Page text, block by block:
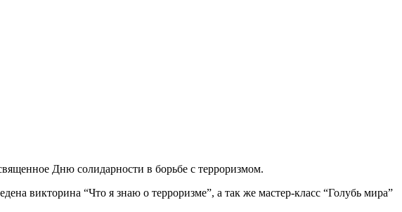
Дню солидарности в борьбе с терроризмом.
викторина “Что я знаю о терроризме”, а так же мастер-класс “Голубь мира”